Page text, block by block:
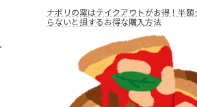
ナポリの窯はテイクアウトがお得！半額
らないと損するお得な購入方法